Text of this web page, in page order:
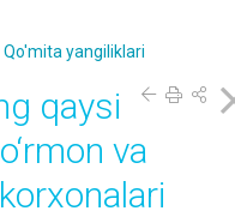
Qo'mita yangiliklari
qaysi
va